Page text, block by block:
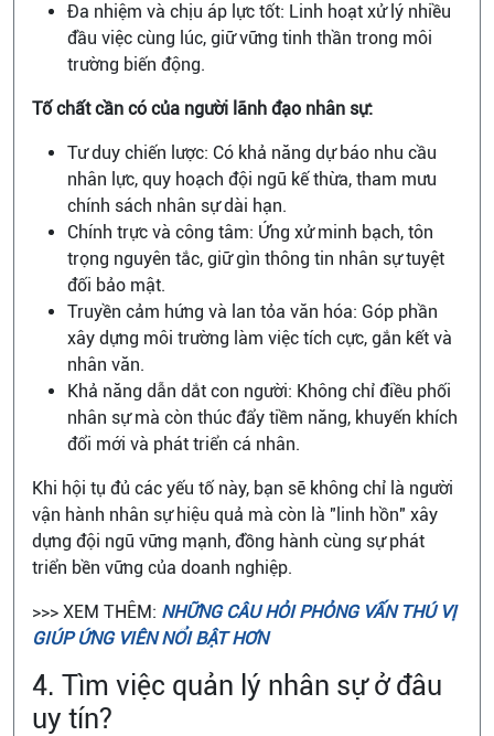
Đa nhiệm và chịu áp lực tốt: Linh hoạt xử lý nhiều
đầu việc cùng lúc, giữ vững tinh thần trong môi
trường biến động.
Tố chất cần có của người lãnh đạo nhân sự:
Tư duy chiến lược: Có khả năng dự báo nhu cầu
nhân lực, quy hoạch đội ngũ kế thừa, tham mưu
chính sách nhân sự dài hạn.
Chính trực và công tâm: Ứng xử minh bạch, tôn
trọng nguyên tắc, giữ gìn thông tin nhân sự tuyệt
đối bảo mật.
Truyền cảm hứng và lan tỏa văn hóa: Góp phần
xây dựng môi trường làm việc tích cực, gắn kết và
nhân văn.
Khả năng dẫn dắt con người: Không chỉ điều phối
nhân sự mà còn thúc đẩy tiềm năng, khuyến khích
đổi mới và phát triển cá nhân.
Khi hội tụ đủ các yếu tố này, bạn sẽ không chỉ là người
vận hành nhân sự hiệu quả mà còn là "linh hồn" xây
dựng đội ngũ vững mạnh, đồng hành cùng sự phát
triển bền vững của doanh nghiệp.
>>> XEM THÊM: NHỮNG CÂU HỎI PHỎNG VẤN THÚ VỊ
GIÚP ỨNG VIÊN NỔI BẬT HƠN
4. Tìm việc quản lý nhân sự ở đâu
uy tín?